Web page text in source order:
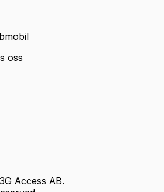
oss
Access AB.